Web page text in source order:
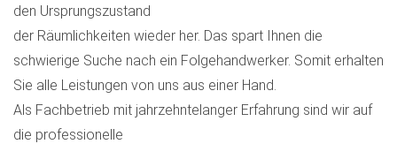
den Ursprungszustand
der Räumlichkeiten wieder her. Das spart Ihnen die
schwierige Suche nach ein Folgehandwerker. Somit erhalten
Sie alle Leistungen von uns aus einer Hand.
Als Fachbetrieb mit jahrzehntelanger Erfahrung sind wir auf
die professionelle